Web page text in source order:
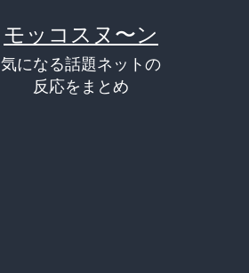
モッコスヌ〜ン
気になる話題ネットの
反応をまとめ